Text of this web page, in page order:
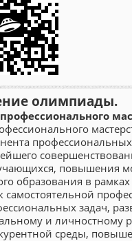
олимпиады.
повышения
образования в
задач,
и личностному
среды,